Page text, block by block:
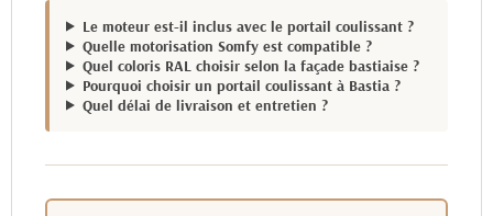
Le moteur est-il inclus avec le portail coulissant ?
Quelle motorisation Somfy est compatible ?
Quel coloris RAL choisir selon la façade bastiaise ?
Pourquoi choisir un portail coulissant à Bastia ?
Quel délai de livraison et entretien ?